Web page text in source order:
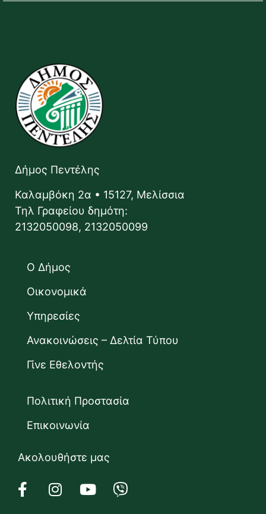
Δήμος Πεντέλης
Καλαμβόκη 2α • 15127, Μελίσσια
Τηλ Γραφείου δημότη:
2132050098, 2132050099
Ο Δήμος
Οικονομικά
Υπηρεσίες
Ανακοινώσεις – Δελτία Τύπου
Γίνε Εθελοντής
Πολιτική Προστασία
Επικοινωνία
Ακολουθήστε μας